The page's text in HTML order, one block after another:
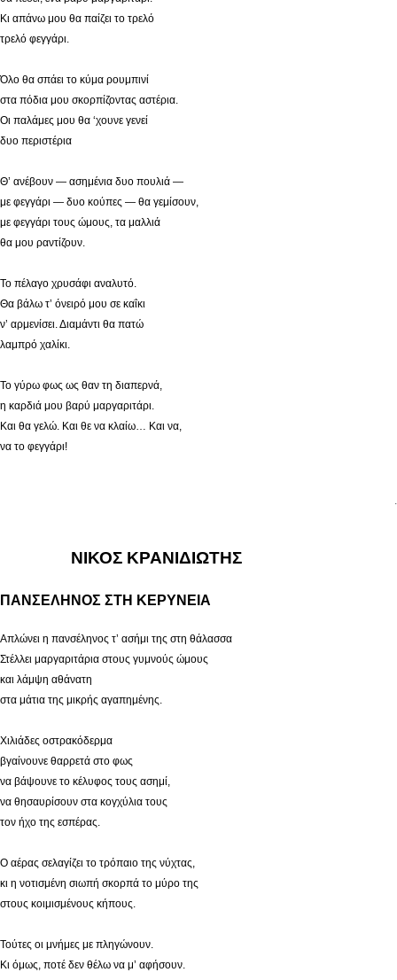
Κι απάνω μου θα παίζει το τρελό
τρελό φεγγάρι.
Όλο θα σπάει το κύμα ρουμπινί
στα πόδια μου σκορπίζοντας αστέρια.
Οι παλάμες μου θα ‘χουνε γενεί
δυο περιστέρια
Θ’ ανέβουν — ασημένια δυο πουλιά —
με φεγγάρι — δυο κούπες — θα γεμίσουν,
με φεγγάρι τους ώμους, τα μαλλιά
θα μου ραντίζουν.
Το πέλαγο χρυσάφι αναλυτό.
Θα βάλω τ’ όνειρό μου σε καΐκι
ν’ αρμενίσει. Διαμάντι θα πατώ
λαμπρό χαλίκι.
Το γύρω φως ως θαν τη διαπερνά,
η καρδιά μου βαρύ μαργαριτάρι.
Και θα γελώ. Και θε να κλαίω… Και να,
να το φεγγάρι!
.
ΝΙΚΟΣ ΚΡΑΝΙΔΙΩΤΗΣ
ΠΑΝΣΕΛΗΝΟΣ ΣΤΗ ΚΕΡΥΝΕΙΑ
Απλώνει η πανσέληνος τ’ ασήμι της στη θάλασσα
Στέλλει μαργαριτάρια στους γυμνούς ώμους
και λάμψη αθάνατη
στα μάτια της μικρής αγαπημένης.
Χιλιάδες οστρακόδερμα
βγαίνουνε θαρρετά στο φως
να βάψουνε το κέλυφος τους ασημί,
να θησαυρίσουν στα κογχύλια τους
τον ήχο της εσπέρας.
Ο αέρας σελαγίζει το τρόπαιο της νύχτας,
κι η νοτισμένη σιωπή σκορπά το μύρο της
στους κοιμισμένους κήπους.
Τούτες οι μνήμες με πληγώνουν.
Κι όμως, ποτέ δεν θέλω να μ’ αφήσουν.